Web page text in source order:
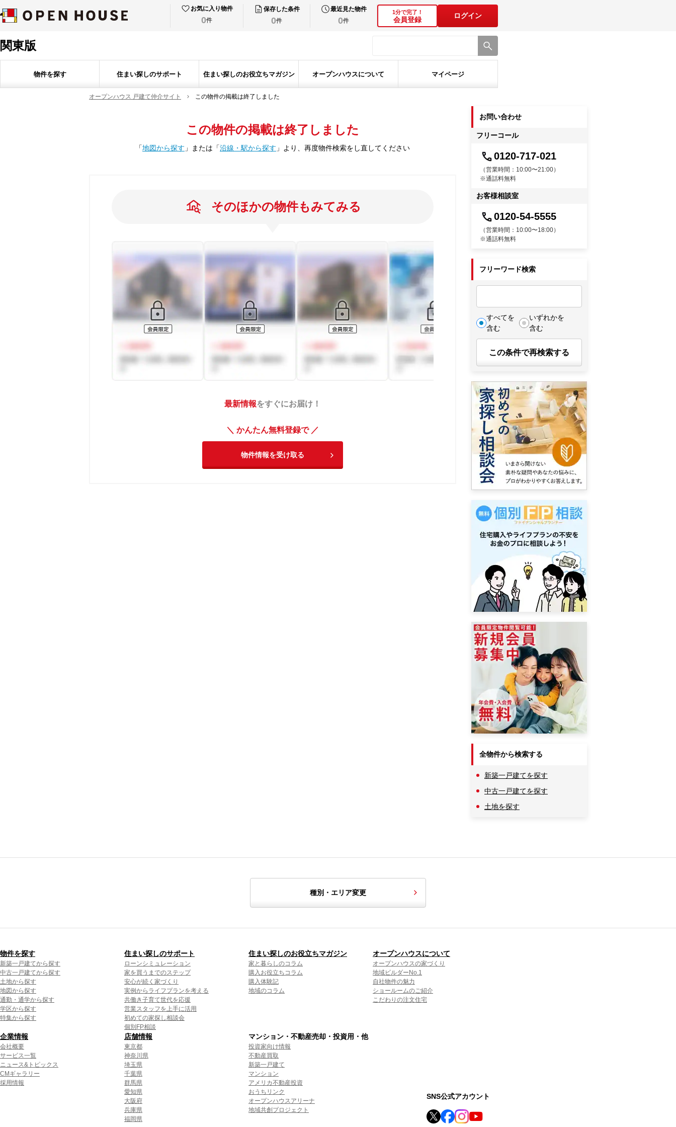
お気に入り物件
0件
保存した条件
0件
最近見た物件
0件
1分で完了！
会員登録
ログイン
関東版
物件を探す 住まい探しのサポート 住まい探しのお役立ちマガジン オープンハウスについて マイページ
オープンハウス 戸建て仲介サイト この物件の掲載は終了しました
この物件の掲載は終了しました
「地図から探す 」 または 「沿線・駅から探す 」 より、再度物件検索をし直してください
そのほかの物件もみてみる
最新情報をすぐにお届け！
＼ かんたん無料登録で ／
物件情報を受け取る
お問い合わせ
フリーコール
0120-717-021
（営業時間：10:00〜21:00）
※通話料無料
お客様相談室
0120-54-5555
（営業時間：10:00〜18:00）
※通話料無料
フリーワード検索
すべてを
含む
いずれかを
含む
この条件で再検索する
全物件から検索する
新築一戸建てを探す
中古一戸建てを探す
土地を探す
種別・エリア変更
物件を探す
新築一戸建てから探す
中古一戸建てから探す
土地から探す
地図から探す
通勤・通学から探す
学区から探す
特集から探す
住まい探しのサポート
ローンシミュレーション
家を買うまでのステップ
安心が続く家づくり
実例からライフプランを考える
共働き子育て世代を応援
営業スタッフを上手に活用
初めての家探し相談会
個別FP相談
住まい探しのお役立ちマガジン
家と暮らしのコラム
購入お役立ちコラム
購入体験記
地域のコラム
オープンハウスについて
オープンハウスの家づくり
地域ビルダーNo.1
自社物件の魅力
ショールームのご紹介
こだわりの注文住宅
企業情報
会社概要
サービス一覧
ニュース&トピックス
CMギャラリー
採用情報
店舗情報
東京都
神奈川県
埼玉県
千葉県
群馬県
愛知県
大阪府
兵庫県
福岡県
マンション・不動産売却・投資用・他
投資家向け情報
不動産買取
新築一戸建て
マンション
アメリカ不動産投資
おうちリンク
オープンハウスアリーナ
地域共創プロジェクト
SNS公式アカウント